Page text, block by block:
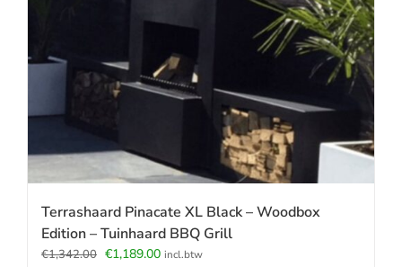
Terrashaard Pinacate XL Black – Woodbox
Edition – Tuinhaard BBQ Grill
€1,342.00 Oorspronkelijke
€1,189.00Huidige
incl.btw